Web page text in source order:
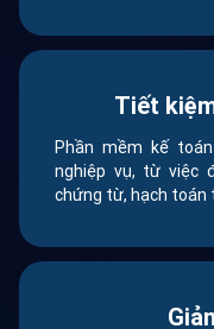
Tiết
Phần mềm kế
nghiệp vụ, từ việc
chứng từ, hạch toán